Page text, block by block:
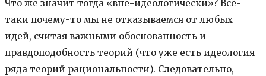
Что же значит тогда «вне-идеологически»? Всё-
таки почему-то мы не отказываемся от любых
идей, считая важными обоснованность и
правдоподобность теорий (что уже есть идеология
ряда теорий рациональности). Следовательно,